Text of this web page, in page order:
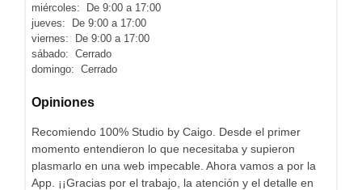
miércoles: De 9:00 a 17:00
jueves: De 9:00 a 17:00
viernes: De 9:00 a 17:00
sábado: Cerrado
domingo: Cerrado
Opiniones
Recomiendo 100% Studio by Caigo. Desde el primer
momento entendieron lo que necesitaba y supieron
plasmarlo en una web impecable. Ahora vamos a por la
App. ¡¡Gracias por el trabajo, la atención y el detalle en